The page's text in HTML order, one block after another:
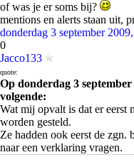
of was je er soms bij?
mentions en alerts staan uit,
donderdag 3 september
0
Jacco133
quote:
Op donderdag 3
volgende:
Wat mij opvalt is dat er eerst
worden gesteld.
Ze hadden ook eerst de zgn.
naar een verklaring vragen.